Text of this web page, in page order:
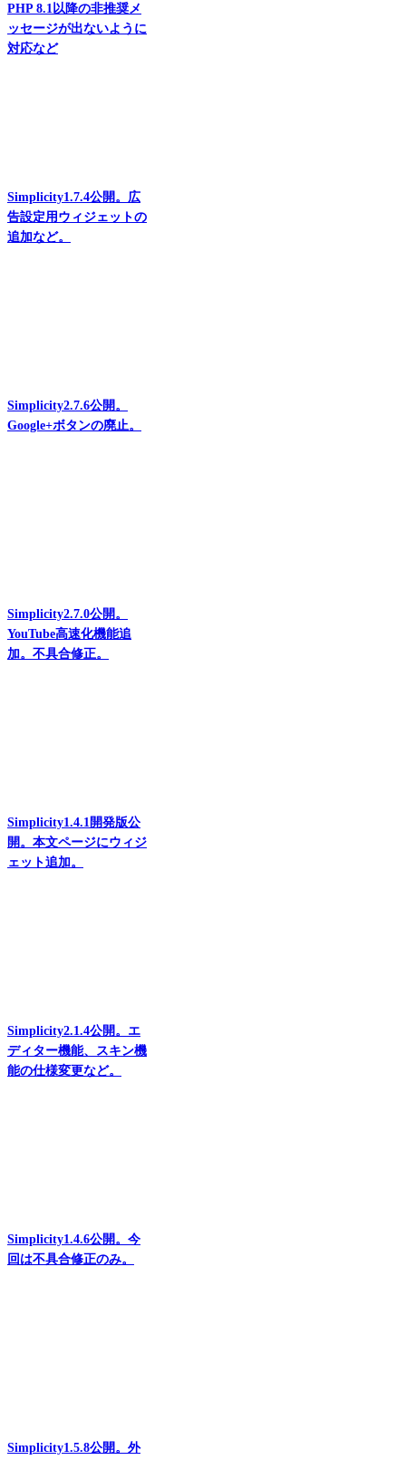
PHP 8.1以降の非推奨メ
ッセージが出ないように
対応など
Simplicity1.7.4公開。広
告設定用ウィジェットの
追加など。
Simplicity2.7.6公開。
Google+ボタンの廃止。
Simplicity2.7.0公開。
YouTube高速化機能追
加。不具合修正。
Simplicity1.4.1開発版公
開。本文ページにウィジ
ェット追加。
Simplicity2.1.4公開。エ
ディター機能、スキン機
能の仕様変更など。
Simplicity1.4.6公開。今
回は不具合修正のみ。
Simplicity1.5.8公開。外